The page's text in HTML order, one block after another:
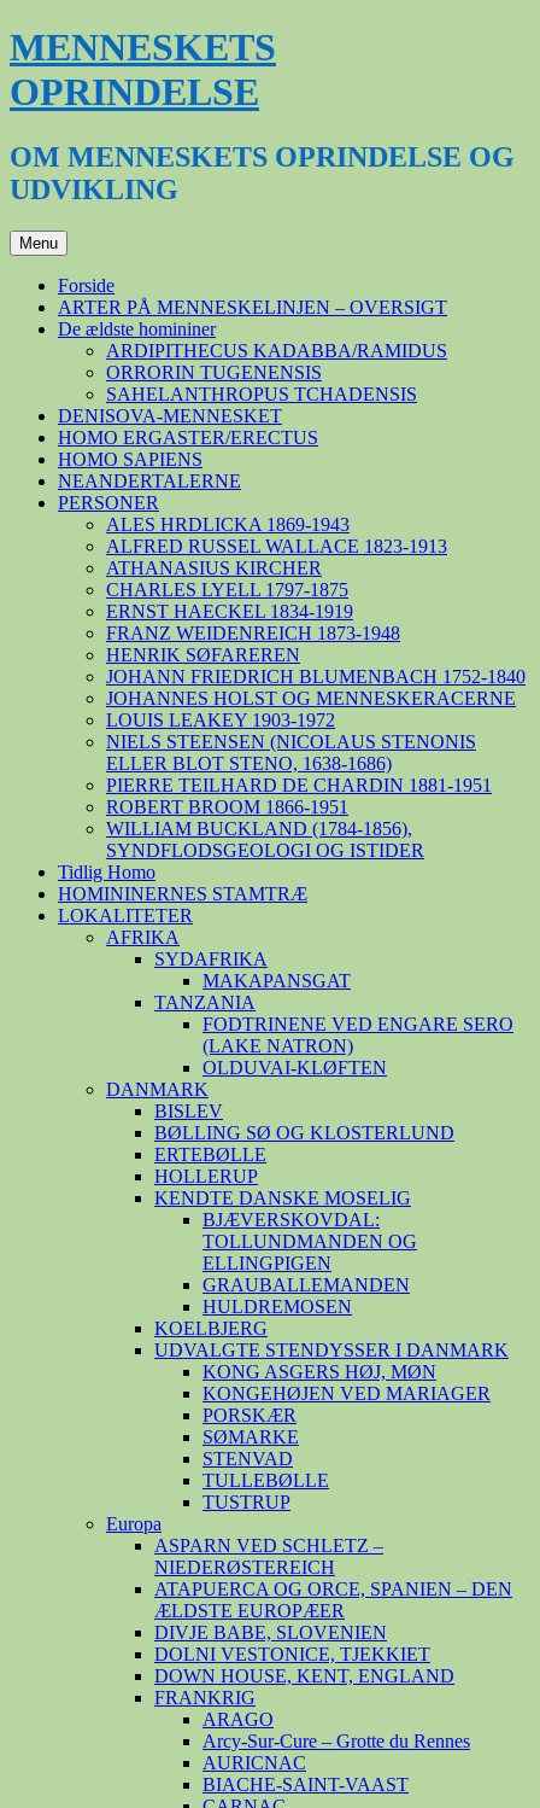
Hop
til
indhold
MENNESKETS
OPRINDELSE
OM MENNESKETS OPRINDELSE OG
UDVIKLING
Menu
Forside
ARTER PÅ MENNESKELINJEN – OVERSIGT
De ældste homininer
ARDIPITHECUS KADABBA/RAMIDUS
ORRORIN TUGENENSIS
SAHELANTHROPUS TCHADENSIS
DENISOVA-MENNESKET
HOMO ERGASTER/ERECTUS
HOMO SAPIENS
NEANDERTALERNE
PERSONER
ALES HRDLICKA 1869-1943
ALFRED RUSSEL WALLACE 1823-1913
ATHANASIUS KIRCHER
CHARLES LYELL 1797-1875
ERNST HAECKEL 1834-1919
FRANZ WEIDENREICH 1873-1948
HENRIK SØFAREREN
JOHANN FRIEDRICH BLUMENBACH 1752-1840
JOHANNES HOLST OG MENNESKERACERNE
LOUIS LEAKEY 1903-1972
NIELS STEENSEN (NICOLAUS STENONIS
ELLER BLOT STENO, 1638-1686)
PIERRE TEILHARD DE CHARDIN 1881-1951
ROBERT BROOM 1866-1951
WILLIAM BUCKLAND (1784-1856),
SYNDFLODSGEOLOGI OG ISTIDER
Tidlig Homo
HOMININERNES STAMTRÆ
LOKALITETER
AFRIKA
SYDAFRIKA
MAKAPANSGAT
TANZANIA
FODTRINENE VED ENGARE SERO
(LAKE NATRON)
OLDUVAI-KLØFTEN
DANMARK
BISLEV
BØLLING SØ OG KLOSTERLUND
ERTEBØLLE
HOLLERUP
KENDTE DANSKE MOSELIG
BJÆVERSKOVDAL:
TOLLUNDMANDEN OG
ELLINGPIGEN
GRAUBALLEMANDEN
HULDREMOSEN
KOELBJERG
UDVALGTE STENDYSSER I DANMARK
KONG ASGERS HØJ, MØN
KONGEHØJEN VED MARIAGER
PORSKÆR
SØMARKE
STENVAD
TULLEBØLLE
TUSTRUP
Europa
ASPARN VED SCHLETZ –
NIEDERØSTEREICH
ATAPUERCA OG ORCE, SPANIEN – DEN
ÆLDSTE EUROPÆER
DIVJE BABE, SLOVENIEN
DOLNI VESTONICE, TJEKKIET
DOWN HOUSE, KENT, ENGLAND
FRANKRIG
ARAGO
Arcy-Sur-Cure – Grotte du Rennes
AURICNAC
BIACHE-SAINT-VAAST